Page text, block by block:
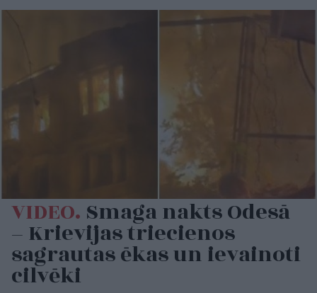
VIDEO. Smaga nakts Odesā
– Krievijas triecienos
sagrautas ēkas un ievainoti
cilvēki